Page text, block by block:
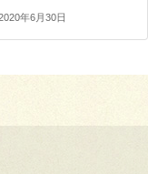
年6月30日